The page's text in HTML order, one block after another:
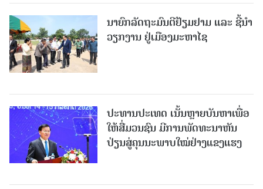
ນາຍົກລັດຖະມົນຕີຢ້ຽມຢາມ ແລະ ຊີ້ນຳ
ວຽກງານ ຢູ່ເມືອງມະຫາໄຊ
ປະທານປະເທດ ເນັ້ນຫຼາຍບັນຫາເພື່ອ
ໃຫ້ສື່ມວນຊົນ ມີການພັດທະນາຫັນ
ປ່ຽນສູ່ຄຸນນະພາບໃໝ່ຢ່າງແຂງແຮງ